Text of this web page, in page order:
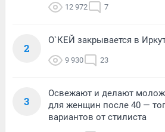
12 972 7
2
О`КЕЙ закрывается в
9 930 23
3
Освежают и делают
для женщин после 40 —
вариантов от стилиста